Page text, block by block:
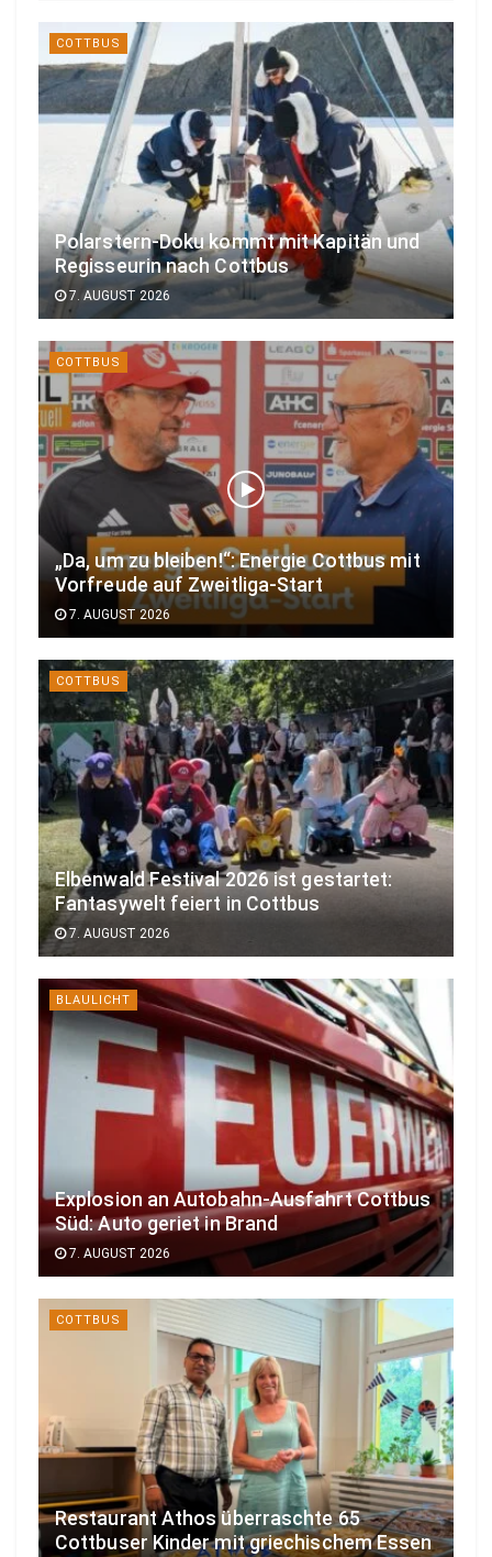
COTTBUS
Polarstern-Doku kommt mit Kapitän und
Regisseurin nach Cottbus
7. AUGUST 2026
COTTBUS
„Da, um zu bleiben!“: Energie Cottbus mit
Vorfreude auf Zweitliga-Start
7. AUGUST 2026
COTTBUS
Elbenwald Festival 2026 ist gestartet:
Fantasywelt feiert in Cottbus
7. AUGUST 2026
BLAULICHT
Explosion an Autobahn-Ausfahrt Cottbus
Süd: Auto geriet in Brand
7. AUGUST 2026
COTTBUS
Restaurant Athos überraschte 65
Cottbuser Kinder mit griechischem Essen